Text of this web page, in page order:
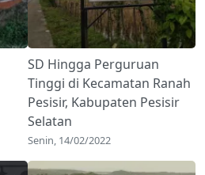
SD Hingga Perguruan
Tinggi di Kecamatan Ranah
Pesisir, Kabupaten Pesisir
Selatan
Senin, 14/02/2022